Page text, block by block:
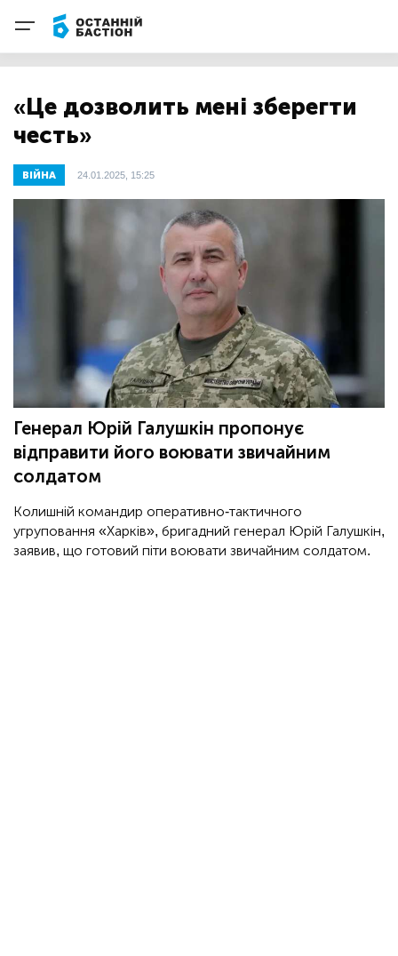
«Це дозволить мені зберегти
честь»
ВІЙНА 24.01.2025, 15:25
Генерал Юрій Галушкін пропонує
відправити його воювати звичайним
солдатом
Колишній командир оперативно-тактичного
угруповання «Харків», бригадний генерал Юрій Галушкін,
заявив, що готовий піти воювати звичайним солдатом.